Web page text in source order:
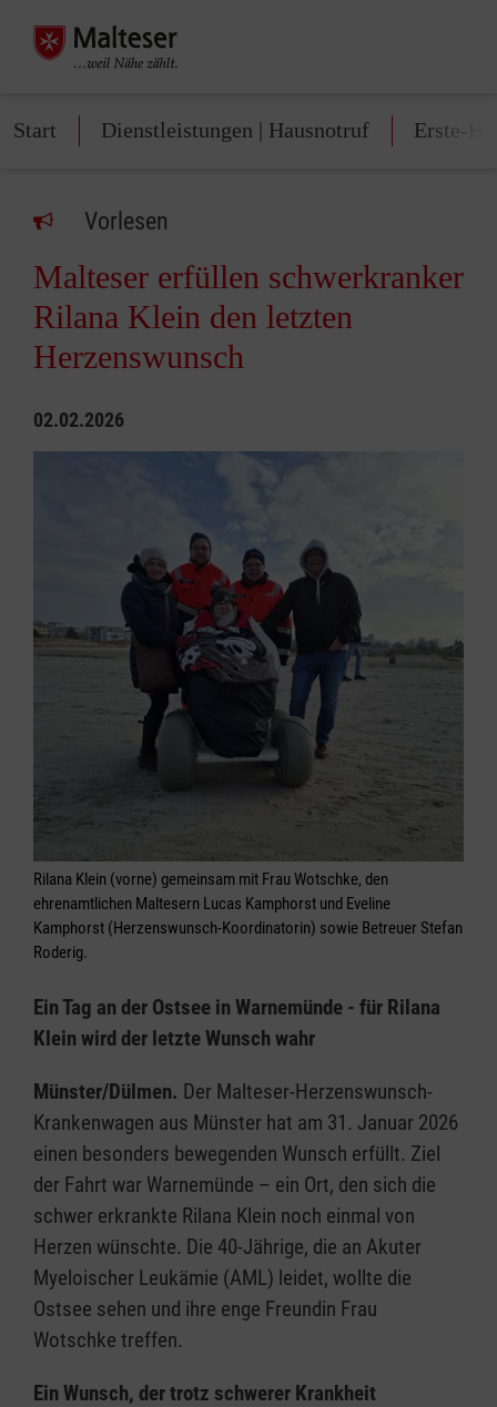
Start Dienstleistungen | Hausnotruf Erste-
Vorlesen
Malteser erfüllen schwerkranker
Rilana Klein den letzten
Herzenswunsch
02.02.2026
Rilana Klein (vorne) gemeinsam mit Frau Wotschke, den
ehrenamtlichen Maltesern Lucas Kamphorst und Eveline
Kamphorst (Herzenswunsch-Koordinatorin) sowie Betreuer Stefan
Roderig.
Ein Tag an der Ostsee in Warnemünde - für Rilana
Klein wird der letzte Wunsch wahr
Münster/Dülmen. Der Malteser-Herzenswunsch-
Krankenwagen aus Münster hat am 31. Januar 2026
einen besonders bewegenden Wunsch erfüllt. Ziel
der Fahrt war Warnemünde – ein Ort, den sich die
schwer erkrankte Rilana Klein noch einmal von
Herzen wünschte. Die 40-Jährige, die an Akuter
Myeloischer Leukämie (AML) leidet, wollte die
Ostsee sehen und ihre enge Freundin Frau
Wotschke treffen.
Ein Wunsch, der trotz schwerer Krankheit